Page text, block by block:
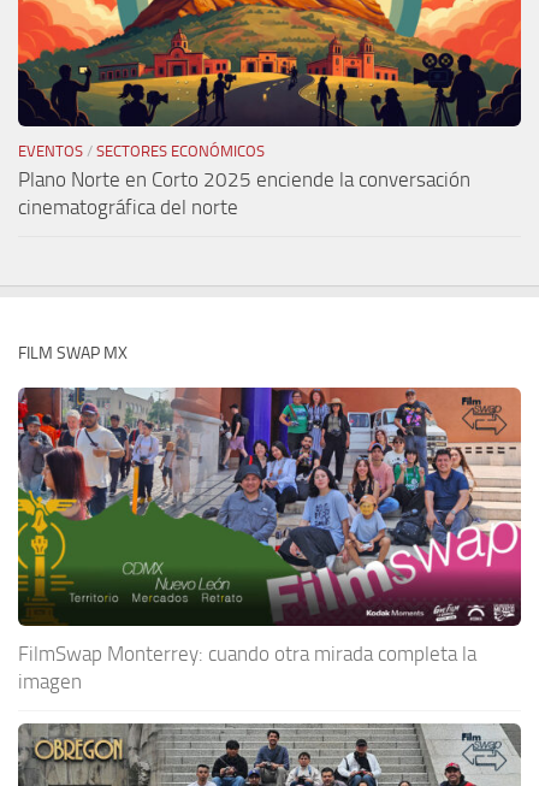
EVENTOS / SECTORES ECONÓMICOS
Plano Norte en Corto 2025 enciende la conversación
cinematográfica del norte
FILM SWAP MX
FilmSwap Monterrey: cuando otra mirada completa la
imagen